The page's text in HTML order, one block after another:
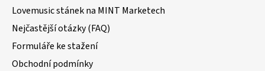
Lovemusic stánek na MINT Marketech
Nejčastější otázky (FAQ)
Formuláře ke stažení
Obchodní podmínky